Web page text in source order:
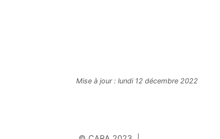
Mise à jour : lundi 12 décembre 2022